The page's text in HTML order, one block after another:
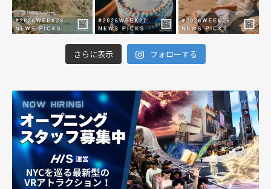
さらに表示 フォローする